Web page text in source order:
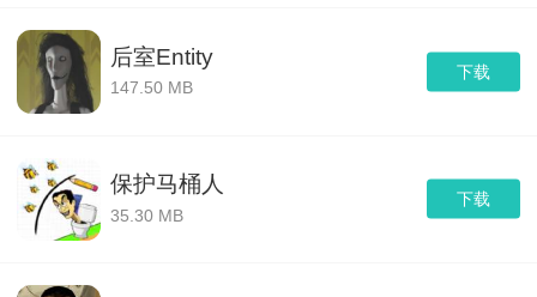
下载
后室Entity
147.50 MB
下载
保护马桶人
35.30 MB